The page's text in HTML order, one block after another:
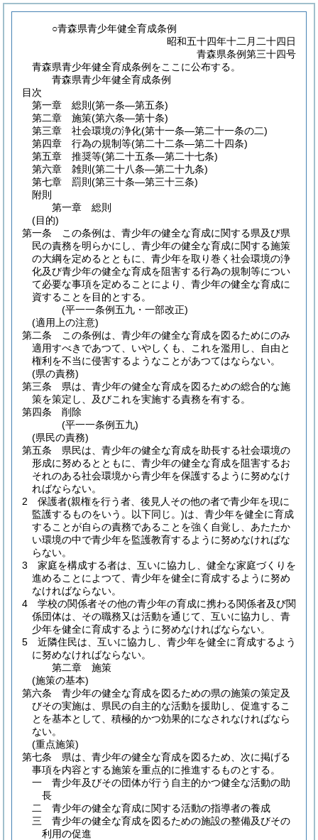
○青森県青少年健全育成条例
昭和五十四年十二月二十四日
青森県条例第三十四号
青森県青少年健全育成条例をここに公布する。
青森県青少年健全育成条例
目次
第一章
総則 (第一条―第五条)
第二章
施策(第六条―第十条)
第三章
社会環境の浄化(第十一条―第二十一条の二)
第四章
行為の規制等(第二十二条―第二十四条)
第五章
推奨等(第二十五条―第二十七条)
第六章
雑則 (第二十八条―第二十九条)
第七章
罰則 (第三十条―第三十三条)
附則
第一章
総則
(目的)
第一条
この条例は、青少年の健全な育成に関する県及び県
民の責務を明らかにし、青少年の健全な育成に関する施策
の大綱を定めるとともに、青少年を取り巻く社会環境の浄
化及び青少年の健全な育成を阻害する行為の規制等につい
て必要な事項を定めることにより、青少年の健全な育成に
資することを目的とする。
(平一一条例五九・一部改正)
(適用上の注意)
第二条
この条例は、青少年の健全な育成を図るためにのみ
適用すべきであつて、いやしくも、これを濫用し、自由と
権利を不当に侵害するようなことがあつてはならない。
(県の責務)
第三条
県は、青少年の健全な育成を図るための総合的な施
策を策定し、及びこれを実施する責務を有する。
第四条
削除
(平一一条例五九)
(県民の責務)
第五条
県民は、青少年の健全な育成を助長する社会環境の
形成に努めるとともに、青少年の健全な育成を阻害するお
それのある社会環境から青少年を保護するように努めなけ
ればならない。
2
保護者(親権を行う者、後見人その他の者で青少年を現に
監護するものをいう。以下同じ。)は、青少年を健全に育成
することが自らの責務であることを強く自覚し、あたたか
い環境の中で青少年を監護教育するように努めなければな
らない。
3
家庭を構成する者は、互いに協力し、健全な家庭づくりを
進めることによつて、青少年を健全に育成するように努め
なければならない。
4
学校の関係者その他の青少年の育成に携わる関係者及び関
係団体は、その職務又は活動を通じて、互いに協力し、青
少年を健全に育成するように努めなければならない。
5
近隣住民は、互いに協力し、青少年を健全に育成するよう
に努めなければならない。
第二章
施策
(施策の基本)
第六条
青少年の健全な育成を図るための県の施策の策定及
びその実施は、県民の自主的な活動を援助し、促進するこ
とを基本として、積極的かつ効果的になされなければなら
ない。
(重点施策)
第七条
県は、青少年の健全な育成を図るため、次に掲げる
事項を内容とする施策を重点的に推進するものとする。
一
青少年及びその団体が行う自主的かつ健全な活動の助
長
二
青少年の健全な育成に関する活動の指導者の養成
三
青少年の健全な育成を図るための施設の整備及びその
利用の促進